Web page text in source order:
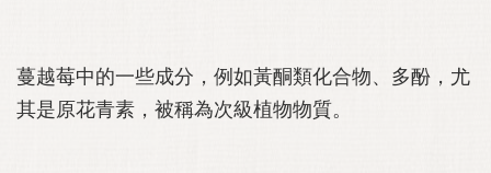
蔓越莓中的一些成分，例如黃酮類化合物、多酚，尤
其是原花青素，被稱為次級植物物質。